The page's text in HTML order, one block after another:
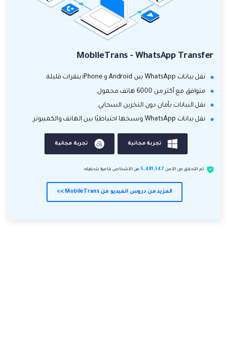
MobileTrans - WhatsApp Transfer
نقل بيانات WhatsApp بين Android و iPhone بنقرات قليلة.
متوافق مع أكثر من 6000 هاتف محمول.
نقل البيانات بأمان دون التخزين السحابي.
نقل بيانات WhatsApp ونسخها احتياطيًا بين الهاتف والكمبيوتر.
تجربة مجانية تجربة مجانية
تم التحقق من الأمن.5,481,347 من الأشخاص قاموا بتحميله.
المزيد من دروس الفيديو من MobileTrans >>